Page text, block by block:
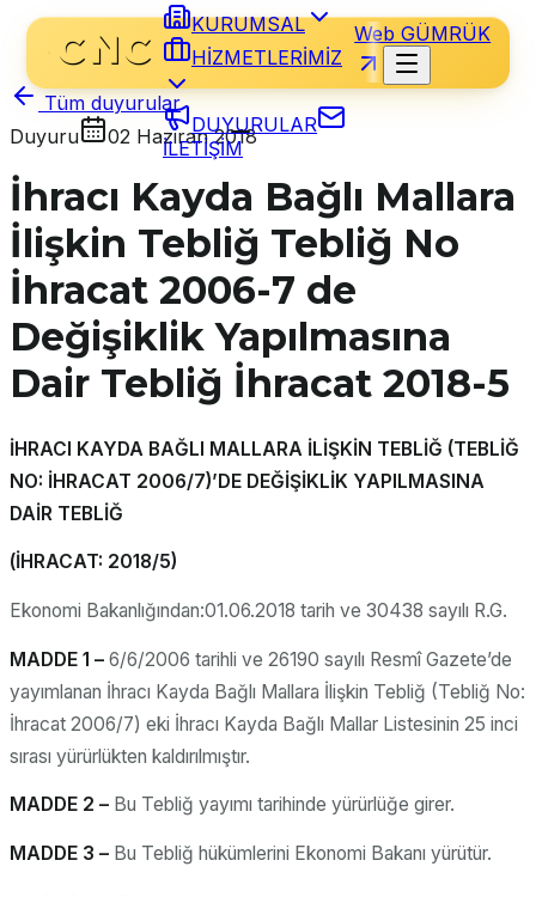
KURUMSAL
HİZMETLERİMİZ
DUYURULAR
İLETİŞİM
Web GÜMRÜK
Tüm duyurular
Duyuru
02 Haziran 2018
İhracı Kayda Bağlı Mallara
İlişkin Tebliğ Tebliğ No
İhracat 2006-7 de
Değişiklik Yapılmasına
Dair Tebliğ İhracat 2018-5
İHRACI KAYDA BAĞLI MALLARA İLİŞKİN TEBLİĞ (TEBLİĞ
NO: İHRACAT 2006/7)’DE DEĞİŞİKLİK YAPILMASINA
DAİR TEBLİĞ
(İHRACAT: 2018/5)
Ekonomi Bakanlığından:01.06.2018 tarih ve 30438 sayılı R.G.
MADDE 1 – 6/6/2006 tarihli ve 26190 sayılı Resmî Gazete’de
yayımlanan İhracı Kayda Bağlı Mallara İlişkin Tebliğ (Tebliğ No:
İhracat 2006/7) eki İhracı Kayda Bağlı Mallar Listesinin 25 inci
sırası yürürlükten kaldırılmıştır.
MADDE 2 – Bu Tebliğ yayımı tarihinde yürürlüğe girer.
MADDE 3 – Bu Tebliğ hükümlerini Ekonomi Bakanı yürütür.